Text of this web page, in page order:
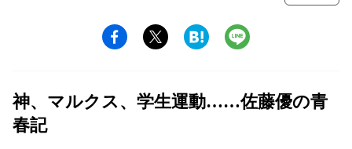
神、マルクス、学生運動……佐藤優の青
春記